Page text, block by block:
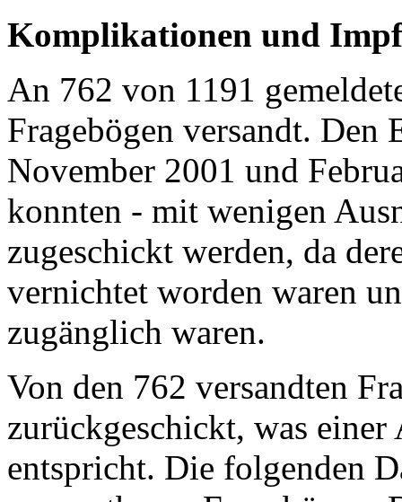
Komplikationen und
An 762 von 1191
Fragebögen versandt. Den
November 2001 und
konnten - mit wenigen
zugeschickt werden, da
vernichtet worden waren
zugänglich waren.
Von den 762 versandten
zurückgeschickt, was
entspricht. Die folgenden